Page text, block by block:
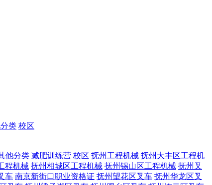
类 校区
他分类 减肥训练营 校区 抚州工程机械 抚州大丰区工程机
程机械 抚州相城区工程机械 抚州锡山区工程机械 抚州叉
车 南京新街口职业资格证 抚州望花区叉车 抚州华龙区叉